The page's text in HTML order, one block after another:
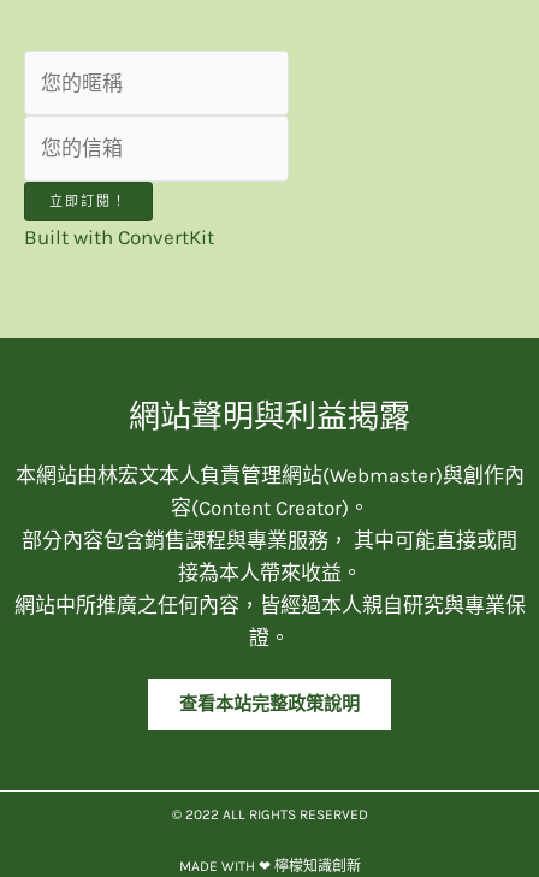
立即訂閱！
Built with ConvertKit
網站聲明與利益揭露
本網站由林宏文本人負責管理網站(Webmaster)與創作內
容(Content Creator)。
部分內容包含銷售課程與專業服務， 其中可能直接或間
接為本人帶來收益。
網站中所推廣之任何內容，皆經過本人親自研究與專業保
證。
查看本站完整政策說明
© 2022 ALL RIGHTS RESERVED​
MADE WITH ❤ 檸檬知識創新